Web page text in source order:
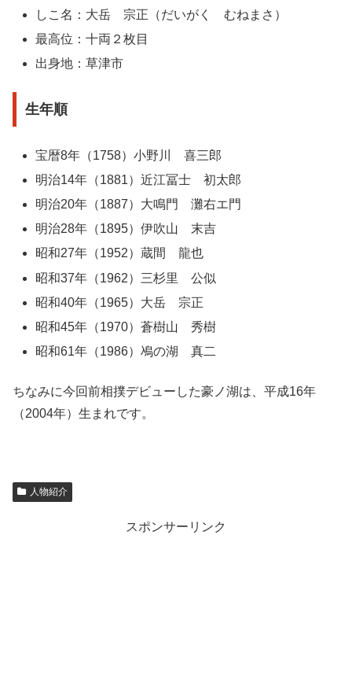
しこ名：大岳 宗正（だいがく むねまさ）
最高位：十両２枚目
出身地：草津市
生年順
宝暦8年（1758）小野川 喜三郎
明治14年（1881）近江冨士 初太郎
明治20年（1887）大鳴門 灘右エ門
明治28年（1895）伊吹山 末吉
昭和27年（1952）蔵間 龍也
昭和37年（1962）三杉里 公似
昭和40年（1965）大岳 宗正
昭和45年（1970）蒼樹山 秀樹
昭和61年（1986）鳰の湖 真二
ちなみに今回前相撲デビューした豪ノ湖は、平成16年
（2004年）生まれです。
人物紹介
スポンサーリンク